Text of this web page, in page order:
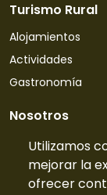
Utilizamos
mejorar la
ofrecer
Turismo Rural
Alojamientos
Actividades
Gastronomía
Nosotros
Quiénes somos
Contacto
Tarifas